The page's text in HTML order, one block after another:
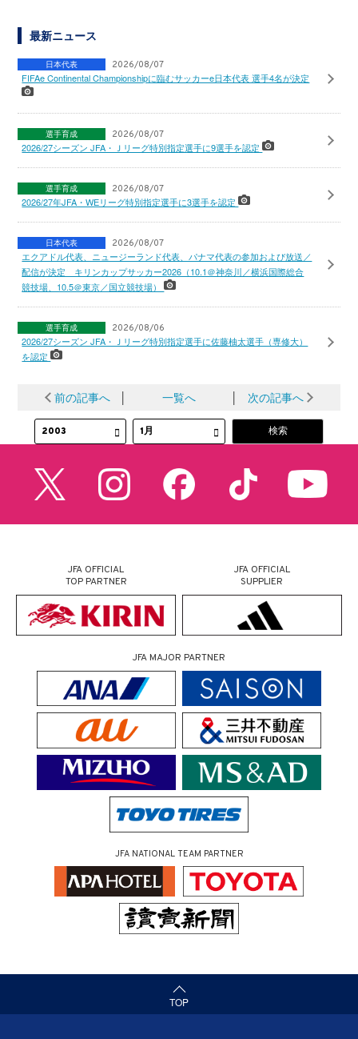
最新ニュース
日本代表 2026/08/07
FIFAe Continental Championshipに臨むサッカーe日本代表 選手4名が決定
選手育成 2026/08/07
2026/27シーズン JFA・Ｊリーグ特別指定選手に9選手を認定
選手育成 2026/08/07
2026/27年JFA・WEリーグ特別指定選手に3選手を認定
日本代表 2026/08/07
エクアドル代表、ニュージーランド代表、パナマ代表の参加および放送／
配信が決定 キリンカップサッカー2026（10.1＠神奈川／横浜国際総合
競技場、10.5＠東京／国立競技場）
選手育成 2026/08/06
2026/27シーズン JFA・Ｊリーグ特別指定選手に佐藤柚太選手（専修大）
を認定
前の記事へ │ 一覧へ │ 次の記事へ
JFA OFFICIAL
TOP PARTNER
JFA OFFICIAL
SUPPLIER
JFA MAJOR PARTNER
JFA NATIONAL TEAM PARTNER
TOP